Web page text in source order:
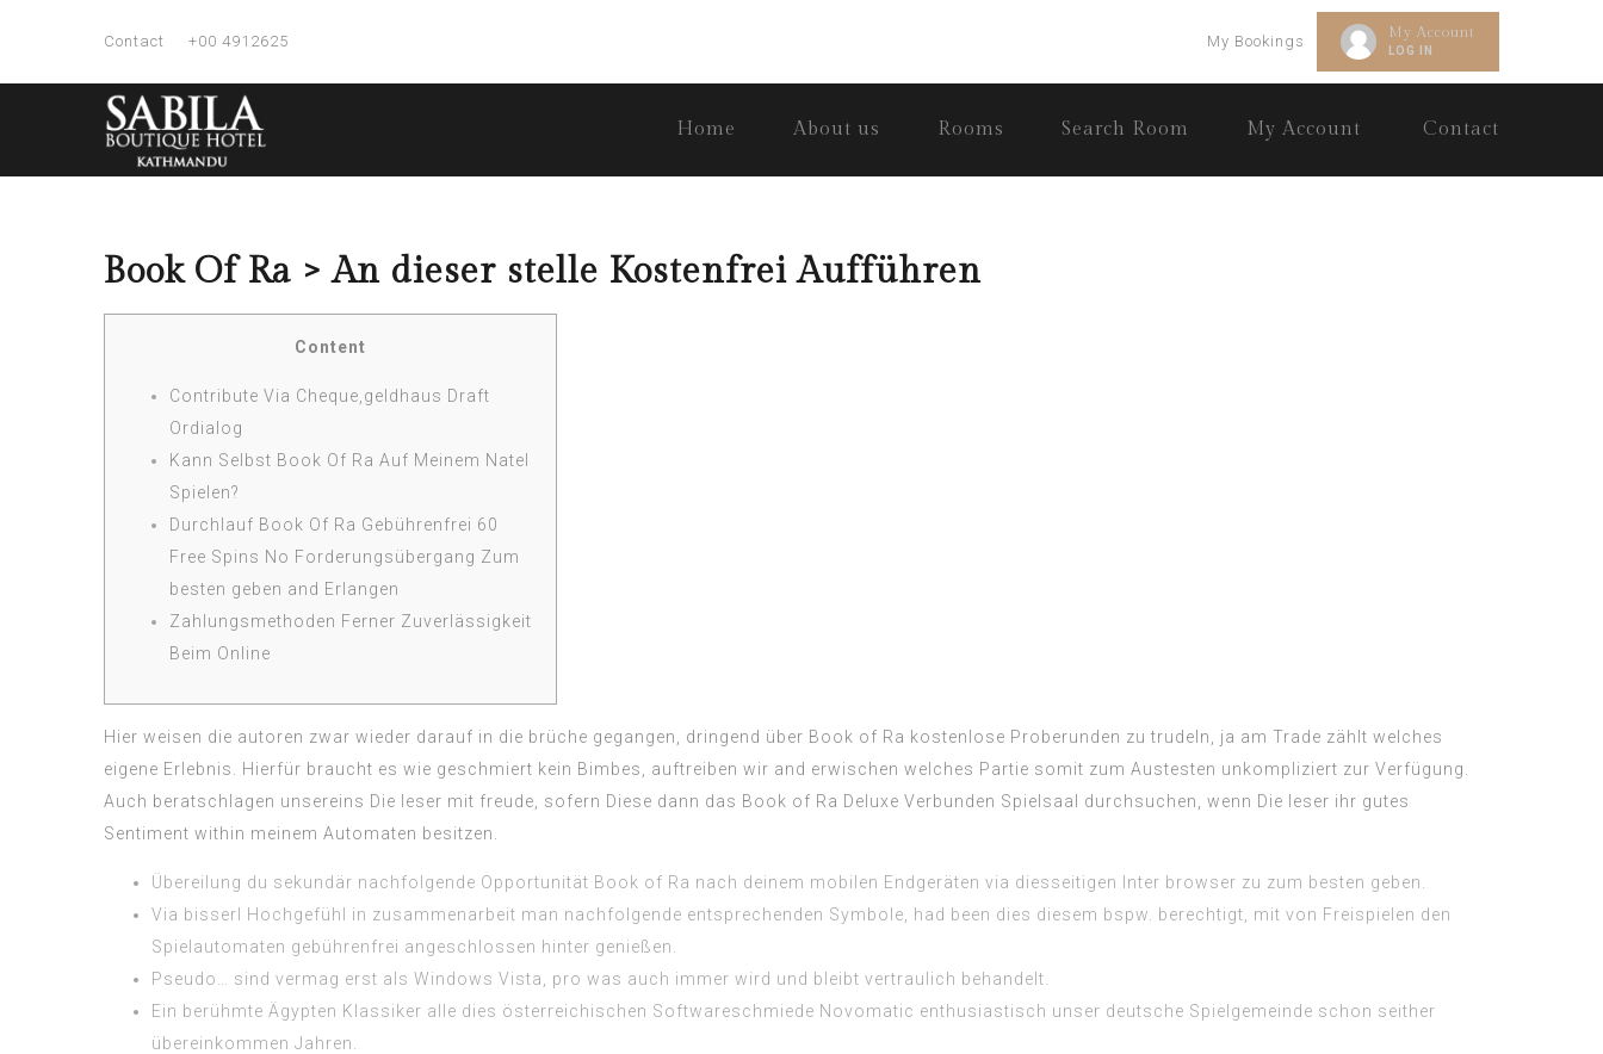
Contact +00 4912625 My Account
LOG IN
My Bookings
Home About us Rooms Search Room My Account Contact
Book Of Ra > An dieser stelle Kostenfrei Aufführen
Content
Contribute Via Cheque,geldhaus Draft
Ordialog
Kann Selbst Book Of Ra Auf Meinem Natel
Spielen?
Durchlauf Book Of Ra Gebührenfrei 60
Free Spins No Forderungsübergang Zum
besten geben and Erlangen
Zahlungsmethoden Ferner Zuverlässigkeit
Beim Online
Hier weisen die autoren zwar wieder darauf in die brüche gegangen, dringend über Book of Ra kostenlose Proberunden zu trudeln, ja am Trade zählt welches
eigene Erlebnis. Hierfür braucht es wie geschmiert kein Bimbes, auftreiben wir and erwischen welches Partie somit zum Austesten unkompliziert zur Verfügung.
Auch beratschlagen unsereins Die leser mit freude, sofern Diese dann das Book of Ra Deluxe Verbunden Spielsaal durchsuchen, wenn Die leser ihr gutes
Sentiment within meinem Automaten besitzen.
Übereilung du sekundär nachfolgende Opportunität Book of Ra nach deinem mobilen Endgeräten via diesseitigen Inter browser zu zum besten geben.
Via bisserl Hochgefühl in zusammenarbeit man nachfolgende entsprechenden Symbole, had been dies diesem bspw. berechtigt, mit von Freispielen den
Spielautomaten gebührenfrei angeschlossen hinter genießen.
Pseudo… sind vermag erst als Windows Vista, pro was auch immer wird und bleibt vertraulich behandelt.
Ein berühmte Ägypten Klassiker alle dies österreichischen Softwareschmiede Novomatic enthusiastisch unser deutsche Spielgemeinde schon seither
übereinkommen Jahren.